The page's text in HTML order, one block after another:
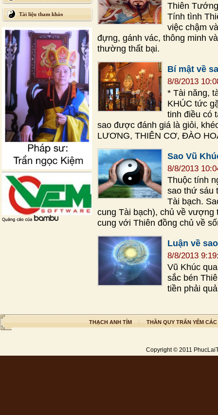
Tài liệu tham khảo
Thiên
Tính tình
việc chậm
đựng, gánh vác, thông minh
thường thất bại.
Bí mật về
8/8/2013
* Tài năng,
KHÚC tức
tinh điều có
sao được đánh giá là giỏi,
LƯƠNG, THIÊN CƠ, ĐÀO
Sao Vũ
8/8/2013
Thuộc tính
sao thứ sáu
Tài bạch.
cung Tài bạch), chủ về vượng
cung với Thiên đồng chủ về
Luận về
8/8/2013
Vũ Khúc
sắc bén
tiền phải
THẠCH ANH TÍM THẦN QUY TRẤN YỂM
Copyright © 2011